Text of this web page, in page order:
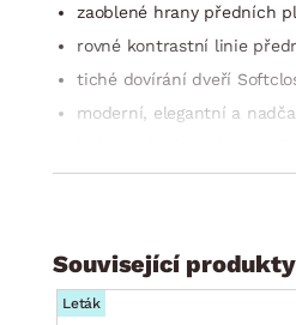
zaoblené hrany předních
rovné kontrastní linie
tiché dovírání dveří
moderní, elegantní a
šířka: min. 145 cm (dle
dodáváno bez horního
dodáváno v demontu
Související produkty
Leták